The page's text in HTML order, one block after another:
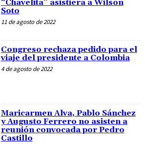
“Chavelita” asistiera a Wilson
Soto
11 de agosto de 2022
Congreso rechaza pedido para el
viaje del presidente a Colombia
4 de agosto de 2022
Maricarmen Alva, Pablo Sánchez
y Augusto Ferrero no asisten a
reunión convocada por Pedro
Castillo